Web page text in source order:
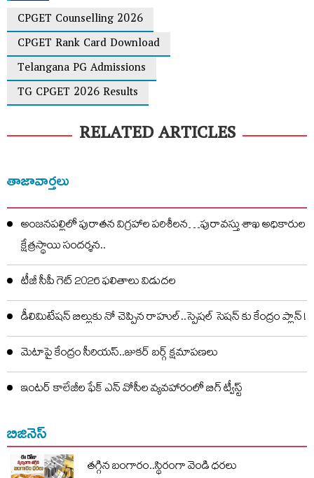
CPGET Counselling 2026
CPGET Rank Card Download
Telangana PG Admissions
TG CPGET 2026 Results
RELATED ARTICLES
తాజావార్తలు
అంజనపల్లిలో పురాతన విగ్రహాల పరిశీలన…పురావస్తు శాఖ అధికారుల
క్షేత్రస్థాయి సందర్శన..
టీజీ సీపీ గెట్ 2026 ఫలితాలు విడుదల
డీలిమిటేషన్ బిల్లుకు నో చెప్పిన రాహుల్..స్పెషల్ సెషన్ కు కేంద్రం ప్లాన్ !
మెటాపై కేంద్రం సీరియస్..జుకర్ బర్గ్ క్షమాపణలు
ఇంటర్ కాలేజీల ఫేక్ ఎన్ వోసీల వ్యవహారంలో బిగ్ ట్వీస్ట్
బిజినెస్
తగ్గిన బంగారం..స్థిరంగా వెండి ధరలు